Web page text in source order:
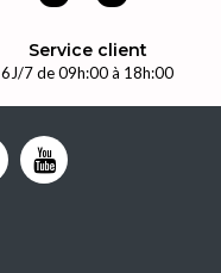
Service client
6J/7 de 09h:00 à 18h:00